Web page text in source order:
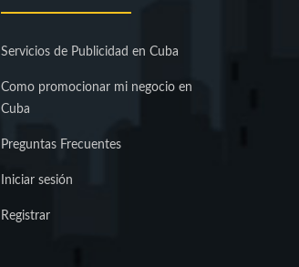
Servicios de Publicidad en Cuba
Como promocionar mi negocio en
Cuba
Preguntas Frecuentes
Iniciar sesión
Registrar